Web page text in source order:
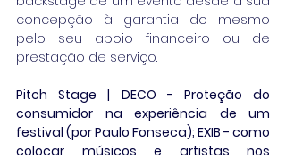
concepção à garantia do mesmo
pelo seu apoio financeiro ou de
prestação de serviço.
Pitch Stage | DECO - Proteção do
consumidor na experiência de um
festival (por Paulo Fonseca); EXIB - como
colocar músicos e artistas nos